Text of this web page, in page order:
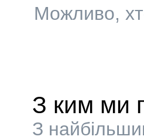
Можливо,
З ким ми
З